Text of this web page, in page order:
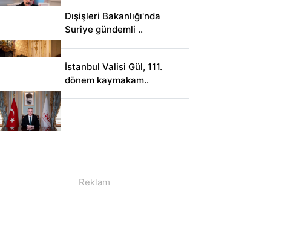
Dışişleri Bakanlığı'nda
Suriye gündemli ..
İstanbul Valisi Gül, 111.
dönem kaymakam..